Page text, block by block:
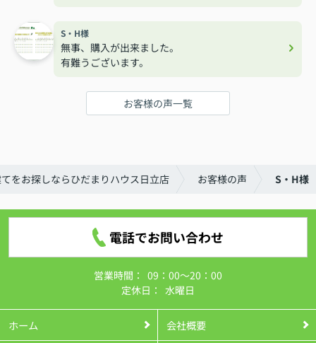
S・H様
無事、購入が出来ました。
有難うございます。
お客様の声一覧
をお探しならひだまりハウス日立店 お客様の声 S・H様
電話でお問い合わせ
営業時間： 09：00～20：00
定休日： 水曜日
ホーム 会社概要